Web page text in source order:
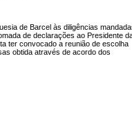
de Barcel às diligências
de declarações ao Presidente
ter convocado a reunião de escolha
obtida através de acordo dos